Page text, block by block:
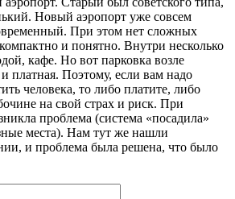
Новый аэропорт уже совсем
При этом нет сложных
и понятно. Внутри несколько
кафе. Но вот парковка возле
платная. Поэтому, если вам надо
человека, то либо платите, либо
на свой страх и риск. При
проблема (система «посадила»
места). Нам тут же нашли
и проблема была решена, что было